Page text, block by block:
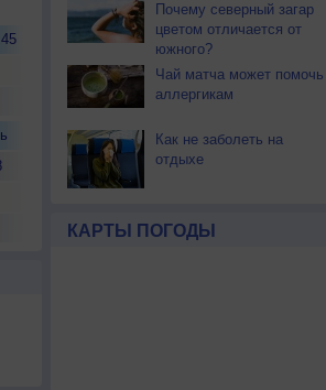
Почему северный загар
цветом отличается от
южного?
Чай матча может помочь
аллергикам
Как не заболеть на
отдыхе
КАРТЫ ПОГОДЫ